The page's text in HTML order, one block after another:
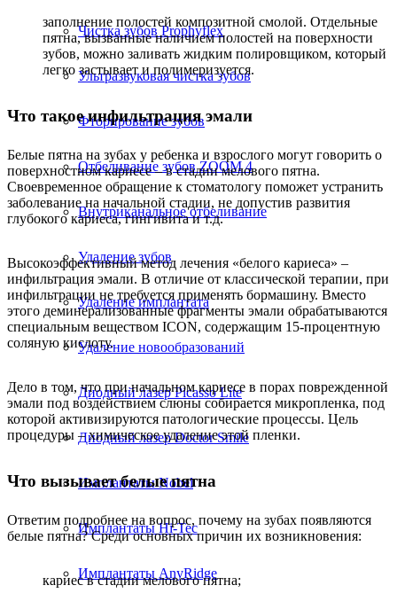
Чистка зубов Prophyflex
Ультразвуковая чистка зубов
Фторирование зубов
Отбеливание зубов ZOOM 4
Внутриканальное отбеливание
Удаление зубов
Удаление имплантата
Удаление новообразований
Диодный лазер Picasso Lite
Диодный лазер Doctor Smile
Имплантаты Nobel
Имплантаты Hi-Tec
Имплантаты AnyRidge
заполнение полостей композитной смолой. Отдельные
пятна, вызванные наличием полостей на поверхности
зубов, можно заливать жидким полировщиком, который
легко застывает и полимеризуется.
Что такое инфильтрация эмали
Белые пятна на зубах у ребенка и взрослого могут говорить о
поверхностном кариесе – в стадии мелового пятна.
Своевременное обращение к стоматологу поможет устранить
заболевание на начальной стадии, не допустив развития
глубокого кариеса, гингивита и т.д.
Высокоэффективный метод лечения «белого кариеса» –
инфильтрация эмали. В отличие от классической терапии, при
инфильтрации не требуется применять бормашину. Вместо
этого деминерализованные фрагменты эмали обрабатываются
специальным веществом ICON, содержащим 15-процентную
соляную кислоту.
Дело в том, что при начальном кариесе в порах поврежденной
эмали под воздействием слюны собирается микропленка, под
которой активизируются патологические процессы. Цель
процедуры – химическое удаление этой пленки.
Что вызывает белые пятна
Ответим подробнее на вопрос, почему на зубах появляются
белые пятна? Среди основных причин их возникновения:
кариес в стадии мелового пятна;